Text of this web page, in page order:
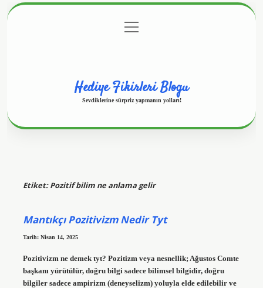
Gizlilik Politikası
menüyü
aç
Hediye Fikirleri Blogu
Sevdiklerine sürpriz yapmanın yolları!
Etiket:Pozitif bilim ne anlama gelir
Mantıkçı Pozitivizm Nedir Tyt
Tarih: Nisan 14, 2025
Pozitivizm ne demek tyt? Pozitizm veya nesnellik; Ağustos Comte
başkanı yürütülür, doğru bilgi sadece bilimsel bilgidir, doğru
bilgiler sadece ampirizm (deneyselizm) yoluyla elde edilebilir ve